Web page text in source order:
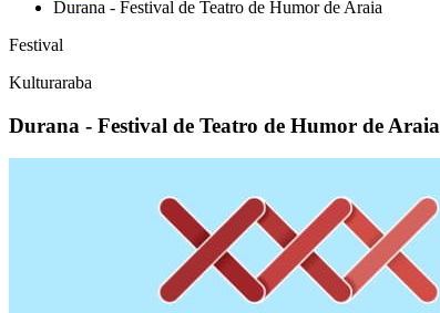
Durana - Festival de Teatro de Humor de Araia
Festival
Kulturaraba
Durana - Festival de Teatro de Humor de Araia